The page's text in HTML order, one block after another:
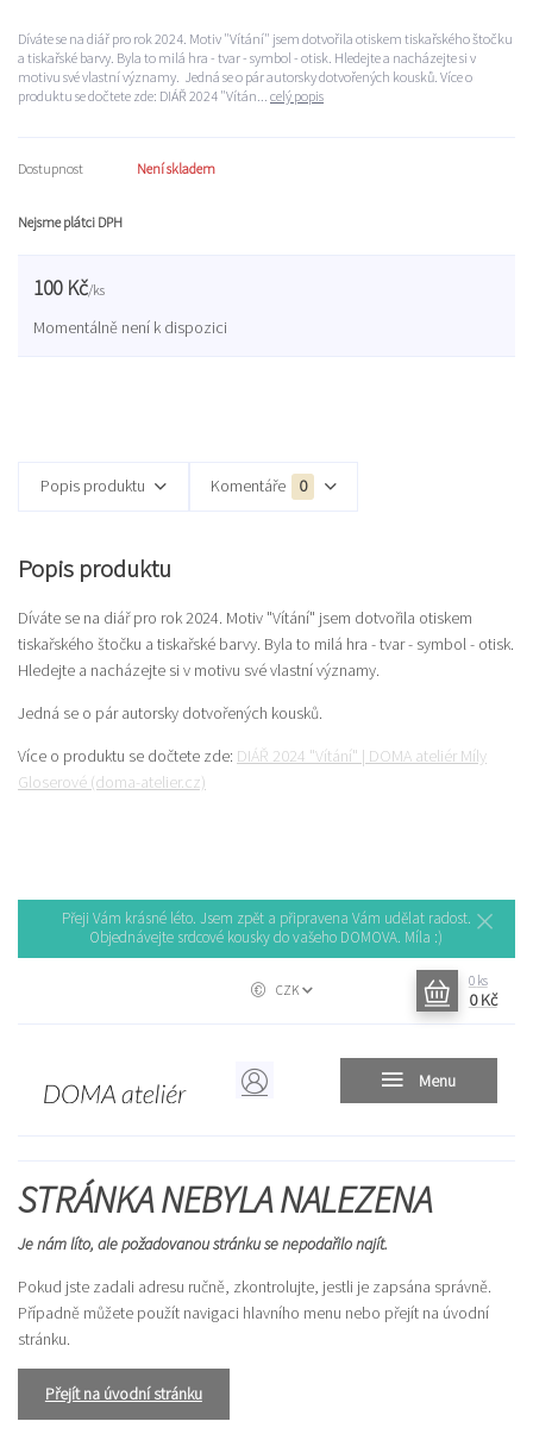
Díváte se na diář pro rok 2024. Motiv "Vítání" jsem dotvořila otiskem tiskařského štočku
a tiskařské barvy. Byla to milá hra - tvar - symbol - otisk. Hledejte a nacházejte si v
motivu své vlastní významy. Jedná se o pár autorsky dotvořených kousků. Více o
produktu se dočtete zde: DIÁŘ 2024 "Vítán... celý popis
Dostupnost Není skladem
Nejsme plátci DPH
100 Kč/ks
Momentálně není k dispozici
Popis produktu Komentáře 0
Popis produktu
Díváte se na diář pro rok 2024. Motiv "Vítání" jsem dotvořila otiskem
tiskařského štočku a tiskařské barvy. Byla to milá hra - tvar - symbol - otisk.
Hledejte a nacházejte si v motivu své vlastní významy.
Jedná se o pár autorsky dotvořených kousků.
Více o produktu se dočtete zde: DIÁŘ 2024 "Vítání" | DOMA ateliér Míly
Gloserové (doma-atelier.cz)
Přeji Vám krásné léto. Jsem zpět a připravena Vám udělat radost.
Objednávejte srdcové kousky do vašeho DOMOVA. Míla :)
Menu
CZK
0 ks
0 Kč
STRÁNKA NEBYLA NALEZENA
Je nám líto, ale požadovanou stránku se nepodařilo najít.
Pokud jste zadali adresu ručně, zkontrolujte, jestli je zapsána správně.
Případně můžete použít navigaci hlavního menu nebo přejít na úvodní
stránku.
Přejít na úvodní stránku